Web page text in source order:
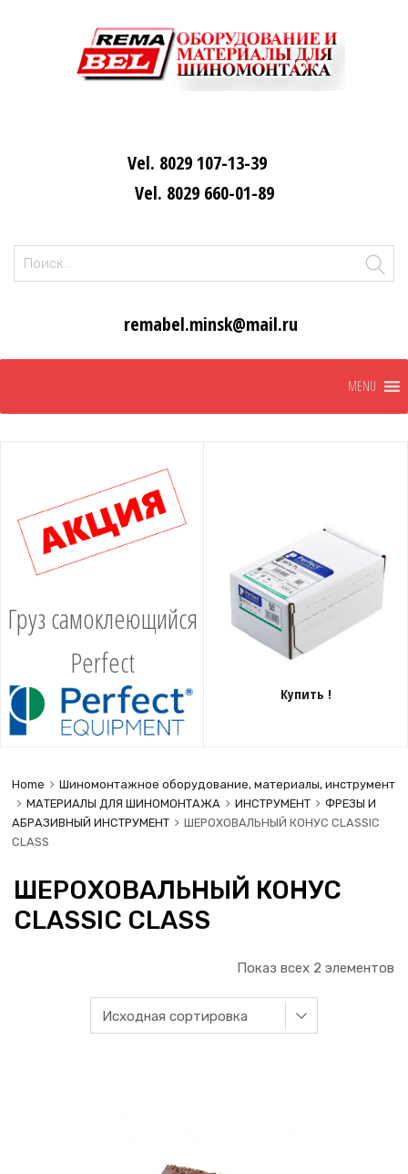
Vel. 8029 107-13-39
Vel. 8029 660-01-89
Найти:
remabel.minsk@mail.ru
content
MENU
Груз самоклеющийся
Perfect
Купить !
Home
Шиномонтажное оборудование, материалы, инструмент
МАТЕРИАЛЫ ДЛЯ ШИНОМОНТАЖА
ИНСТРУМЕНТ
ФРЕЗЫ И
АБРАЗИВНЫЙ ИНСТРУМЕНТ
ШЕРОХОВАЛЬНЫЙ КОНУС CLASSIC
CLASS
ШЕРОХОВАЛЬНЫЙ КОНУС
CLASSIC CLASS
Показ всех 2 элементов